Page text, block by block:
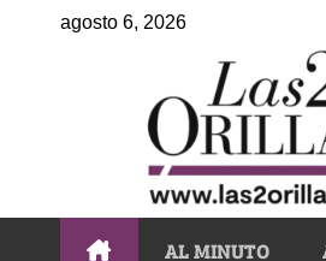
agosto 6, 2026
AL MINUTO